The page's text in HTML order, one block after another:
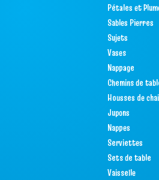
Pétales et
Sables Pierres
Sujets
Vases
Nappage
Chemins de
Housses de
Jupons
Nappes
Serviettes
Sets de table
Vaisselle